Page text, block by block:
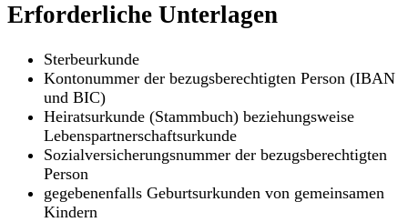
Erforderliche Unterlagen
Sterbeurkunde
Kontonummer der bezugsberechtigten Person (IBAN
und BIC)
Heiratsurkunde (Stammbuch) beziehungsweise
Lebenspartnerschaftsurkunde
Sozialversicherungsnummer der bezugsberechtigten
Person
gegebenenfalls Geburtsurkunden von gemeinsamen
Kindern